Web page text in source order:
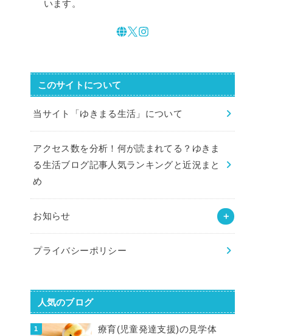
います。
このサイトについて
当サイト「ゆきまる生活」について
アクセス数を分析！何が読まれてる？ゆきま
る生活ブログ記事人気ランキングと近況まと
め
お知らせ
プライバシーポリシー
人気のブログ
療育(児童発達支援)の見学体